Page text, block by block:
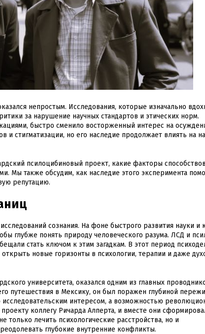
непростым. Исследования, которые изначально
за нарушение научных стандартов и этических норм.
быстро сменило восторженный интерес на
и стигматизации, но его наследие продолжает влиять на
псилоцибиновый проект, какие факторы
Мы также обсудим, как наследие этого эксперимента
репутацию.
сознания. На фоне быстрого развития науки и
глубже понять природу человеческого разума. ЛСД и
стать ключом к этим загадкам. В этот период
новые горизонты в психологии, терапии и даже
университета, оказался одним из главных
путешествия в Мексику, он был поражен глубиной
интересом, а возможностью
коллегу Ричарда Алперта, и вместе они
только лечить психологические расстройства, но и
глубокие внутренние конфликты.